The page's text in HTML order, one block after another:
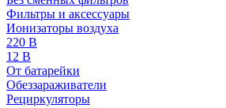
Фильтры и аксессуары
Ионизаторы воздуха
220 В
12 В
От батарейки
Обеззараживатели
Рециркуляторы